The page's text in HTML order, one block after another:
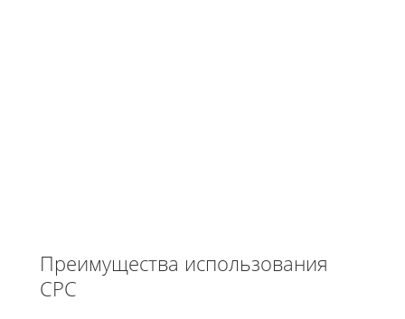
Преимущества использования
CPC